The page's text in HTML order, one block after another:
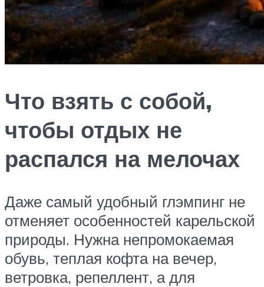
Что взять с собой,
чтобы отдых не
распался на мелочах
Даже самый удобный глэмпинг не
отменяет особенностей карельской
природы. Нужна непромокаемая
обувь, теплая кофта на вечер,
ветровка, репеллент, а для